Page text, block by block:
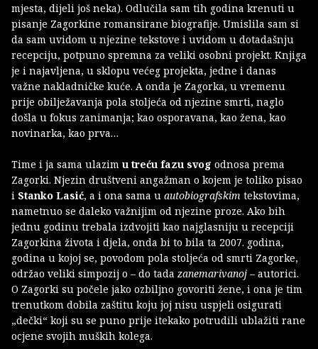
mjesta, dijeli još neka). Odlučila sam tih godina krenuti u
pisanje Zagorkine romansirane biografije. Umislila sam si
da sam uvidom u njezine tekstove i uvidom u dotadašnju
recepciju, potpuno spremna za veliki osobni projekt. Knjiga
je i najavljena, u sklopu većeg projekta, jedne i danas
važne nakladničke kuće. A onda je Zagorka, u vremenu
prije obilježavanja pola stoljeća od njezine smrti, naglo
došla u fokus zanimanja; kao osporavana, kao žena, kao
novinarka, kao prva…
Time i ja sama ulazim u treću fazu svog odnosa prema
Zagorki. Njezin društveni angažman o kojem je toliko pisao
i Stanko Lasić, a i ona sama u autobiografskim tekstovima,
nametnuo se daleko važnijim od njezine proze. Ako bih
jednu godinu trebala izdvojiti kao najglasniju u recepciji
Zagorkina života i djela, onda bi to bila ta 2007. godina,
godina u kojoj se, povodom pola stoljeća od smrti Zagorke,
održao veliki simpozij o – do tada zanemarivanoj – autorici.
O Zagorki su počele jako ozbiljno govoriti žene, i ona je tim
trenutkom dobila zaštitu koju joj nisu uspjeli osigurati
„dečki“ koji su se puno prije itekako potrudili ublažiti rane
ocjene svojih muških kolega.